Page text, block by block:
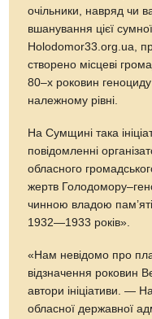
очільники, навряд чи
вшанування цієї
Holodomor33.org.ua,
створено місцеві
80–х роковин
належному рівні.
На Сумщині така
повідомленні
обласного
жертв
чинною владою
1932—1933 років».
«Нам невідомо про
відзначення роковин
автори ініціативи. —
обласної державної